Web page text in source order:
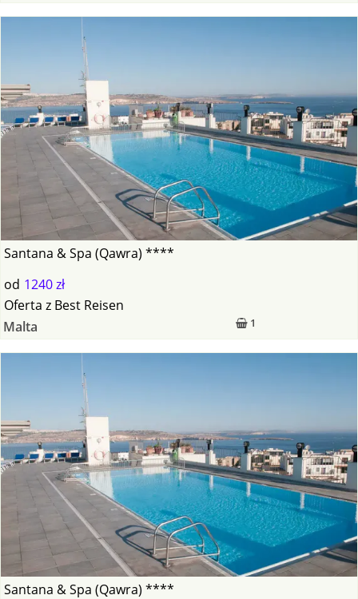
Santana & Spa (Qawra) ****
od 1240 zł
1
Oferta z Best Reisen
Malta
Santana & Spa (Qawra) ****